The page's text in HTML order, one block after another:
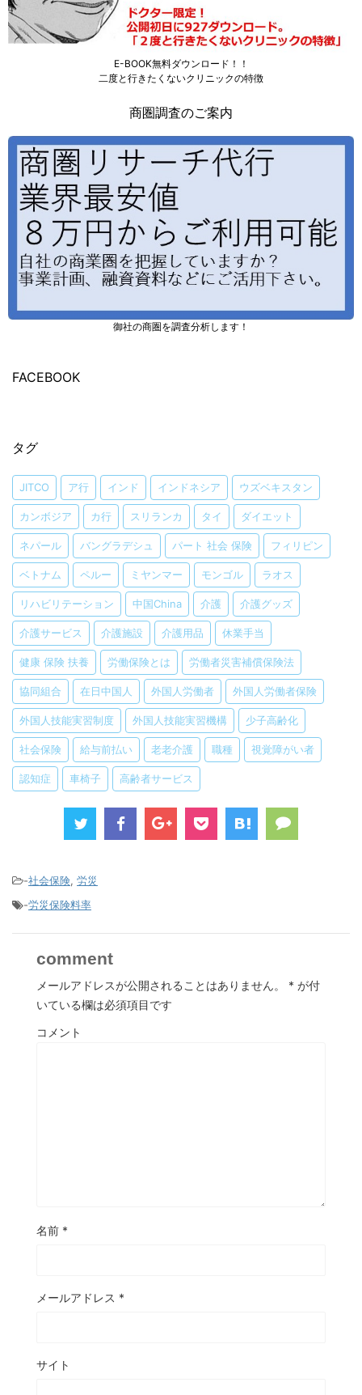
E-BOOK無料ダウンロード！！
二度と行きたくないクリニックの特徴
商圏調査のご案内
御社の商圏を調査分析します！
FACEBOOK
タグ
JITCO ア行 インド インドネシア ウズベキスタン
カンボジア カ行 スリランカ タイ ダイエット
ネパール バングラデシュ パート 社会 保険 フィリピン
ベトナム ペルー ミヤンマー モンゴル ラオス
リハビリテーション 中国China 介護 介護グッズ
介護サービス 介護施設 介護用品 休業手当
健康 保険 扶養 労働保険とは 労働者災害補償保険法
協同組合 在日中国人 外国人労働者 外国人労働者保険
外国人技能実習制度 外国人技能実習機構 少子高齢化
社会保険 給与前払い 老老介護 職種 視覚障がい者
認知症 車椅子 高齢者サービス
-社会保険, 労災
-労災保険料率
comment
メールアドレスが公開されることはありません。 * が付
いている欄は必須項目です
コメント
名前 *
メールアドレス *
サイト